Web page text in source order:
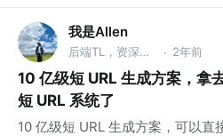
我是Allen
后端TL，资深GO工程师 @不想只搬砖科技 · 2年前
10 亿级短 URL 生成方案，拿
短 URL 系统了
10 亿级短 URL 生成方案，可以直